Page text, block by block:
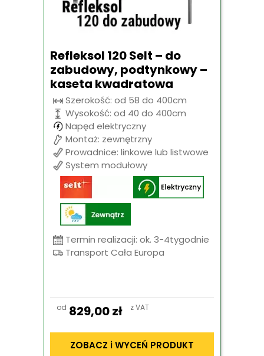
Refleksol 120 Selt – do
zabudowy, podtynkowy –
kaseta kwadratowa
Szerokość: od 58 do 400cm
Wysokość: od 40 do 400cm
Napęd elektryczny
Montaż: zewnętrzny
Prowadnice: linkowe lub listwowe
System modułowy
Termin realizacji: ok. 3-4tygodnie
Transport Cała Europa
od 829,00zł z VAT
ZOBACZ i WYCEŃ PRODUKT